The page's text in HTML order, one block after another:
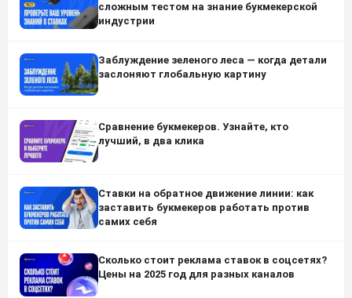
сложным тестом на знание букмекерской
индустрии
Заблуждение зеленого леса — когда детали
заслоняют глобальную картину
Сравнение букмекеров. Узнайте, кто
лучший, в два клика
Ставки на обратное движение линии: как
заставить букмекеров работать против
самих себя
Сколько стоит реклама ставок в соцсетях?
Цены на 2025 год для разных каналов